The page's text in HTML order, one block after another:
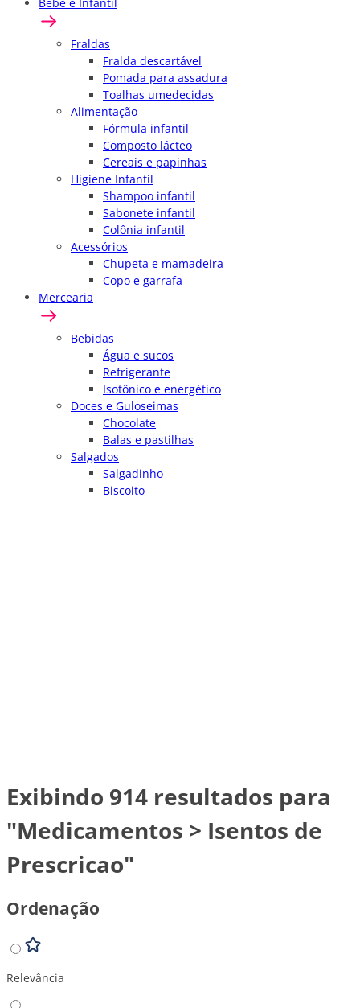
Fraldas
Fralda descartável
Pomada para assadura
Toalhas umedecidas
Alimentação
Fórmula infantil
Composto lácteo
Cereais e papinhas
Higiene Infantil
Shampoo infantil
Sabonete infantil
Colônia infantil
Acessórios
Chupeta e mamadeira
Copo e garrafa
Mercearia
Bebidas
Água e sucos
Refrigerante
Isotônico e energético
Doces e Guloseimas
Chocolate
Balas e pastilhas
Salgados
Salgadinho
Biscoito
Exibindo 914 resultados para
"Medicamentos > Isentos de
Prescricao"
Ordenação
Relevância